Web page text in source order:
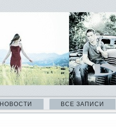
НОВОСТИ ВСЕ ЗАПИСИ